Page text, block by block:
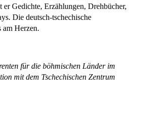
Gedichte, Erzählungen, Drehbücher,
Die deutsch-tschechische
am Herzen.
für die böhmischen Länder im
mit dem Tschechischen Zentrum